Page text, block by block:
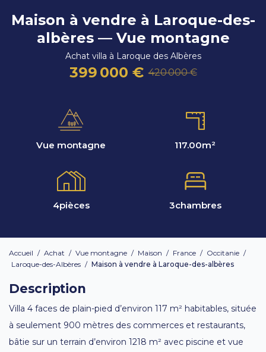
Maison à vendre à Laroque-des-
albères — Vue montagne
Achat villa à Laroque des Albères
399 000 € 420 000 €
Vue montagne 117.00m²
4pièces 3chambres
Accueil / Achat / Vue montagne / Maison / France / Occitanie /
Laroque-des-Albères / Maison à vendre à Laroque-des-albères
Description
Villa 4 faces de plain-pied d’environ 117 m² habitables, située
à seulement 900 mètres des commerces et restaurants,
bâtie sur un terrain d’environ 1218 m² avec piscine et vue